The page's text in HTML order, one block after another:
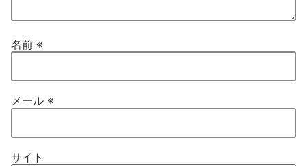
名前 ※
メール ※
サイト